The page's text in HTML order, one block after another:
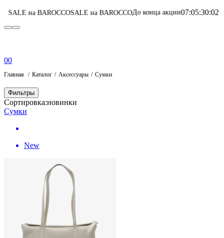
SALE на BAROCCOДо конца акции 07:05:30:02 Перейти в
00
Главная Каталог Аксессуары Сумки
Фильтры
Сортировка:новинки
Сумки
New